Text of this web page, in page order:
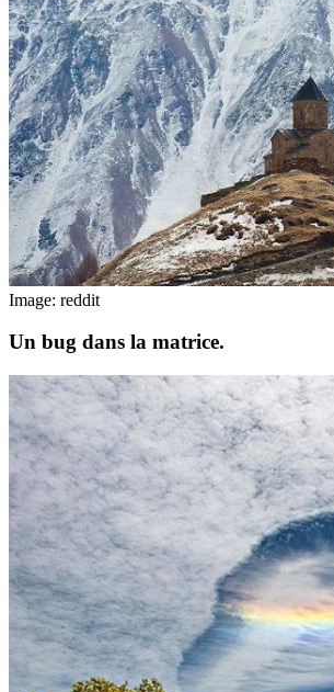
Image: reddit
Un bug dans la matrice.